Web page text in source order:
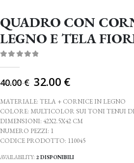
QUADRO CON
LEGNO E TELA
40.00€ Il
originale
era:
40.00 €.
32.00 €
MATERIALE: TELA + CORNICE IN LEGNO
COLORE: MULTICOLOR SUI TONI TENUI
DIMENSIONI: 42X2.5X42 CM
NUMERO PEZZI: 1
CODICE PRODOTTO: 110045
AVAILABILITY: 2 DISPONIBILI